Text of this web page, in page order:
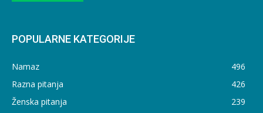
POPULARNE KATEGORIJE
Namaz
496
Razna pitanja
426
Ženska pitanja
239